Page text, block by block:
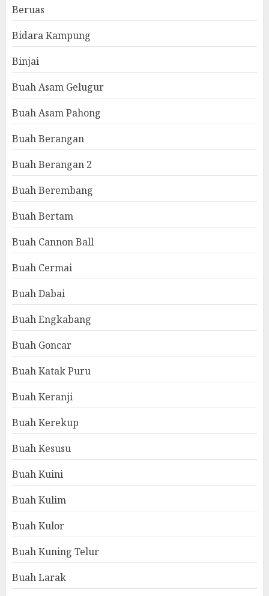
Beruas
Bidara Kampung
Binjai
Buah Asam Gelugur
Buah Asam Pahong
Buah Berangan
Buah Berangan 2
Buah Berembang
Buah Bertam
Buah Cannon Ball
Buah Cermai
Buah Dabai
Buah Engkabang
Buah Goncar
Buah Katak Puru
Buah Keranji
Buah Kerekup
Buah Kesusu
Buah Kuini
Buah Kulim
Buah Kulor
Buah Kuning Telur
Buah Larak